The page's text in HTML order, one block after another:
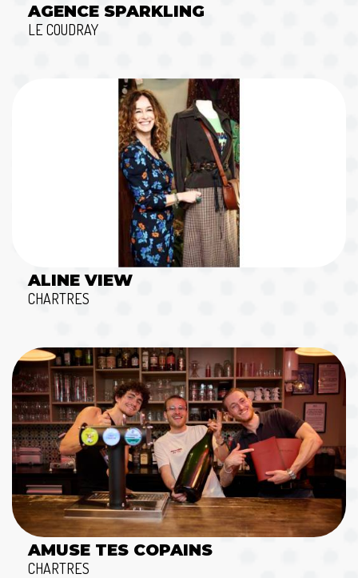
AGENCE SPARKLING
LE COUDRAY
ALINE VIEW
CHARTRES
AMUSE TES COPAINS
CHARTRES